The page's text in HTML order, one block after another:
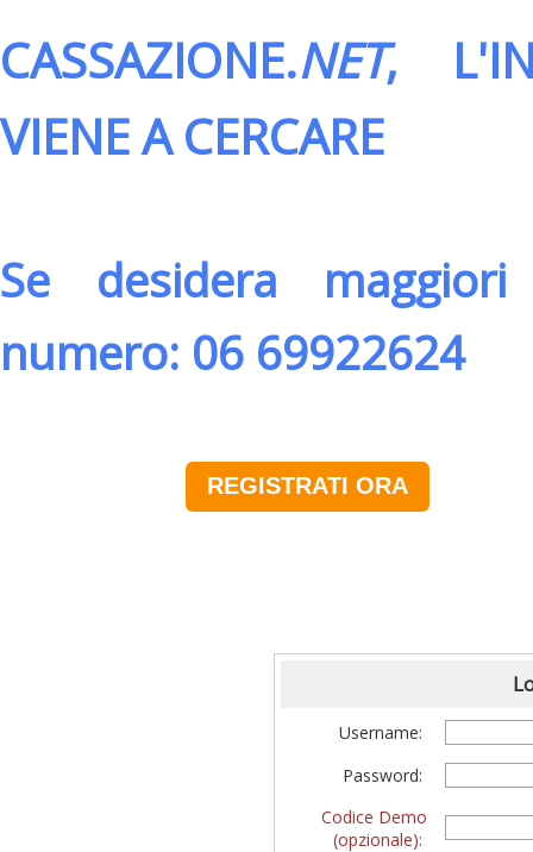
CASSAZIONE.NET,
VIENE A CERCARE
Se desidera
numero: 06 69922624
REGISTRATI ORA
Username:
Password:
Codice Demo
(opzionale):